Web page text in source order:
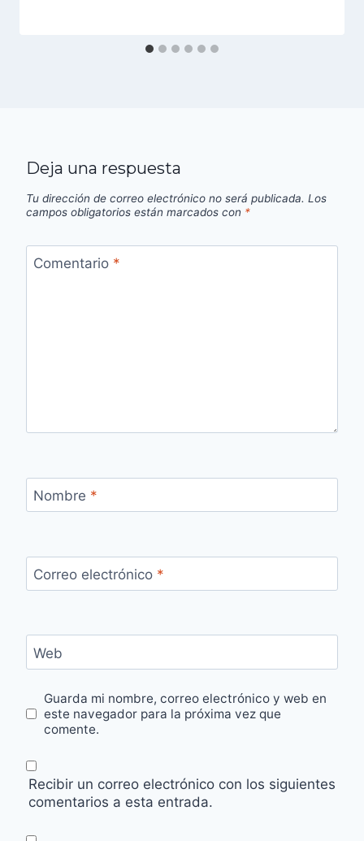
Deja una respuesta
Tu dirección de correo electrónico no será publicada. Los
campos obligatorios están marcados con *
Comentario *
Nombre *
Correo electrónico *
Web
Guarda mi nombre, correo electrónico y web en
este navegador para la próxima vez que
comente.
Recibir un correo electrónico con los siguientes
comentarios a esta entrada.